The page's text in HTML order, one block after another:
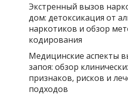
Экстренный вызов
дом: детоксикация от
наркотиков и обзор
кодирования
Медицинские аспекты
запоя: обзор
признаков, рисков и
подходов